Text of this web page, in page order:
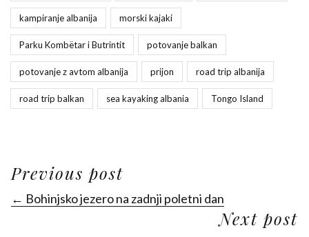
kampiranje albanija morski kajaki
Parku Kombëtar i Butrintit potovanje balkan
potovanje z avtom albanija prijon road trip albanija
road trip balkan sea kayaking albania Tongo Island
Previous post
← Bohinjsko jezero na zadnji poletni dan
Next post